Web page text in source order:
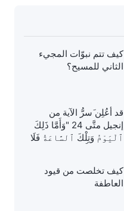
كيف تتم نبوّات المجيء
الثاني للمسيح؟
قد أعُلِن َسرُّ الآية من
إنجيل متَّى 24 "وَأَمَّا ذَلِكَ
ٱلْيَوْمُ وَتِلْكَ ٱلسَّاعَةُ فَلَا
كيف تخلصت من قيود
العاطفة